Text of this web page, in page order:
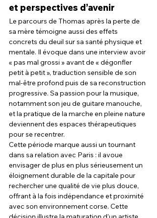
et perspectives d’avenir
Le parcours de Thomas après la perte de
sa mère témoigne aussi des effets
concrets du deuil sur sa santé physique et
mentale. Il évoque dans une interview avoir
« pas mal grossi » avant de « dégonfler
petit à petit », traduction sensible de son
mal-être profond puis de sa reconstruction
progressive. Sa passion pour la musique,
notamment son jeu de guitare manouche,
et la pratique de la marche en pleine nature
deviennent des espaces thérapeutiques
pour se recentrer.
Cette période marque aussi un tournant
dans sa relation avec Paris : il avoue
envisager de plus en plus sérieusement un
éloignement durable de la capitale pour
rechercher une qualité de vie plus douce,
offrant à la fois indépendance et proximité
avec son environnement corse. Cette